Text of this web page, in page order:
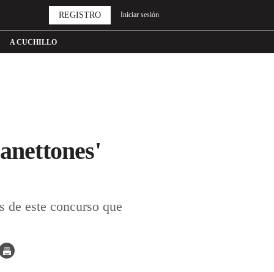
A CUCHILLO
REGISTRO Iniciar sesión
este concurso que